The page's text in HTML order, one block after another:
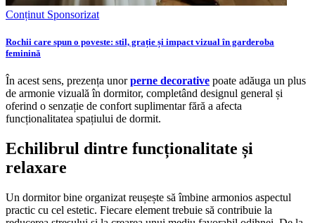
Conținut Sponsorizat
Rochii care spun o poveste: stil, grație și impact vizual în garderoba
feminină
În acest sens, prezența unorperne decorative poate adăuga un plus
de armonie vizuală în dormitor, completând designul general și
oferind o senzație de confort suplimentar fără a afecta
funcționalitatea spațiului de dormit.
Echilibrul dintre funcționalitate și
relaxare
Un dormitor bine organizat reușește să îmbine armonios aspectul
practic cu cel estetic. Fiecare element trebuie să contribuie la